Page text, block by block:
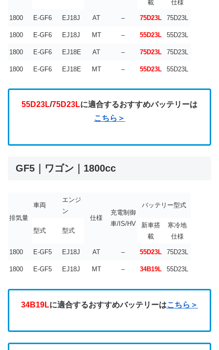
載
仕様
1800 E-GF6 EJ18J AT – 75D23L 75D23L
1800 E-GF6 EJ18J MT – 55D23L 55D23L
1800 E-GF6 EJ18E AT – 75D23L 75D23L
1800 E-GF6 EJ18E MT – 55D23L 55D23L
55D23L/75D23Lに適合するおすすめバッテリーは
こちら＞
GF5｜ワゴン｜1800cc
排気量
車両
エンジ
ン
仕様
充電制御
車/IS/HV
バッテリー型式
型式 型式
新車搭
載
寒冷地
仕様
1800 E-GF5 EJ18J AT – 55D23L 75D23L
1800 E-GF5 EJ18J MT – 34B19L 55D23L
34B19Lに適合するおすすめバッテリーはこちら＞